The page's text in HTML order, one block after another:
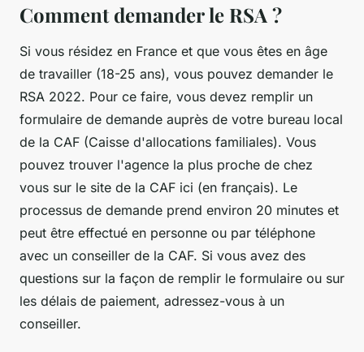
Comment demander le RSA ?
Si vous résidez en France et que vous êtes en âge
de travailler (18-25 ans), vous pouvez demander le
RSA 2022. Pour ce faire, vous devez remplir un
formulaire de demande auprès de votre bureau local
de la CAF (Caisse d'allocations familiales). Vous
pouvez trouver l'agence la plus proche de chez
vous sur le site de la CAF ici (en français). Le
processus de demande prend environ 20 minutes et
peut être effectué en personne ou par téléphone
avec un conseiller de la CAF. Si vous avez des
questions sur la façon de remplir le formulaire ou sur
les délais de paiement, adressez-vous à un
conseiller.